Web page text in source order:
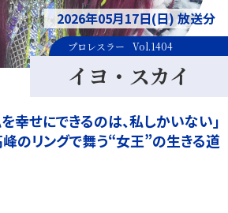
2026年05月17日(日) 放送分
イヨ・スカイ
プロレスラー Vol.1404
を幸せにできるのは、私しかいない」
のリングで舞う“女王”の生きる道